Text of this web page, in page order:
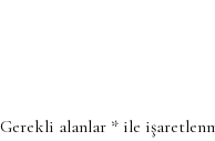
Gerekli alanlar * ile